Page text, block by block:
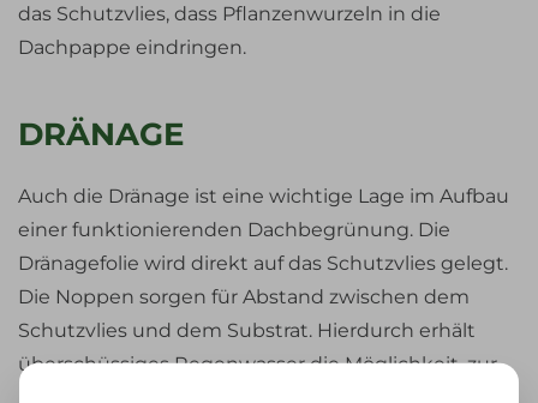
das Schutzvlies, dass Pflanzenwurzeln in die
Dachpappe eindringen.
DRÄNAGE
Auch die Dränage ist eine wichtige Lage im Aufbau
einer funktionierenden Dachbegrünung. Die
Dränagefolie wird direkt auf das Schutzvlies gelegt.
Die Noppen sorgen für Abstand zwischen dem
Schutzvlies und dem Substrat. Hierdurch erhält
überschüssiges Regenwasser die Möglichkeit, zur